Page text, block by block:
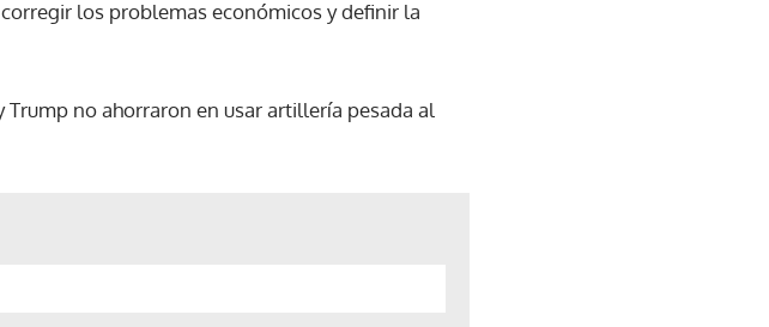
los problemas económicos y definir la
no ahorraron en usar artillería pesada al